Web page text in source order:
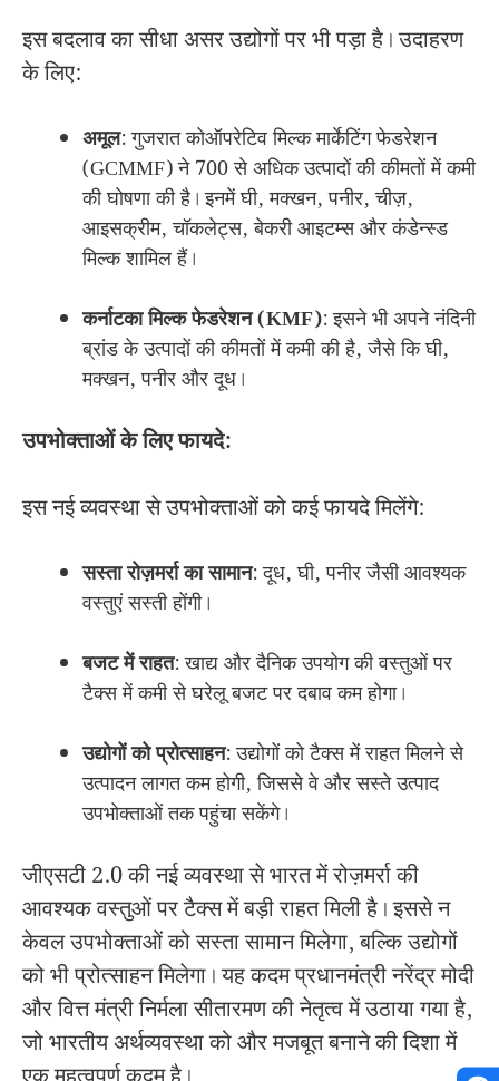
इस बदलाव का सीधा असर उद्योगों पर भी पड़ा है। उदाहरण
के लिए:
अमूल: गुजरात कोऑपरेटिव मिल्क मार्केटिंग फेडरेशन
(GCMMF) ने 700 से अधिक उत्पादों की कीमतों में कमी
की घोषणा की है। इनमें घी, मक्खन, पनीर, चीज़,
आइसक्रीम, चॉकलेट्स, बेकरी आइटम्स और कंडेन्स्ड
मिल्क शामिल हैं।
कर्नाटका मिल्क फेडरेशन (KMF): इसने भी अपने नंदिनी
ब्रांड के उत्पादों की कीमतों में कमी की है, जैसे कि घी,
मक्खन, पनीर और दूध।
उपभोक्ताओं के लिए फायदे:
इस नई व्यवस्था से उपभोक्ताओं को कई फायदे मिलेंगे:
सस्ता रोज़मर्रा का सामान: दूध, घी, पनीर जैसी आवश्यक
वस्तुएं सस्ती होंगी।
बजट में राहत: खाद्य और दैनिक उपयोग की वस्तुओं पर
टैक्स में कमी से घरेलू बजट पर दबाव कम होगा।
उद्योगों को प्रोत्साहन: उद्योगों को टैक्स में राहत मिलने से
उत्पादन लागत कम होगी, जिससे वे और सस्ते उत्पाद
उपभोक्ताओं तक पहुंचा सकेंगे।
जीएसटी 2.0 की नई व्यवस्था से भारत में रोज़मर्रा की
आवश्यक वस्तुओं पर टैक्स में बड़ी राहत मिली है। इससे न
केवल उपभोक्ताओं को सस्ता सामान मिलेगा, बल्कि उद्योगों
को भी प्रोत्साहन मिलेगा। यह कदम प्रधानमंत्री नरेंद्र मोदी
और वित्त मंत्री निर्मला सीतारमण की नेतृत्व में उठाया गया है,
जो भारतीय अर्थव्यवस्था को और मजबूत बनाने की दिशा में